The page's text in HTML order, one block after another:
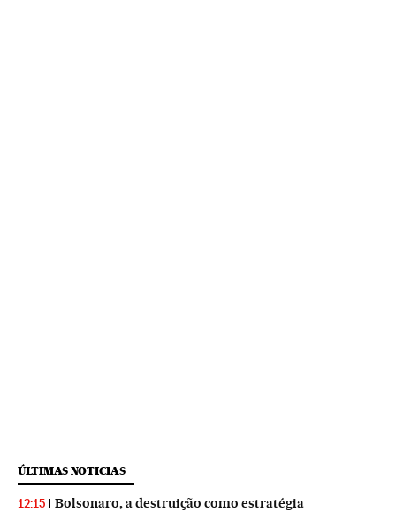
ÚLTIMAS NOTICIAS
12:15 Bolsonaro, a destruição como estratégia